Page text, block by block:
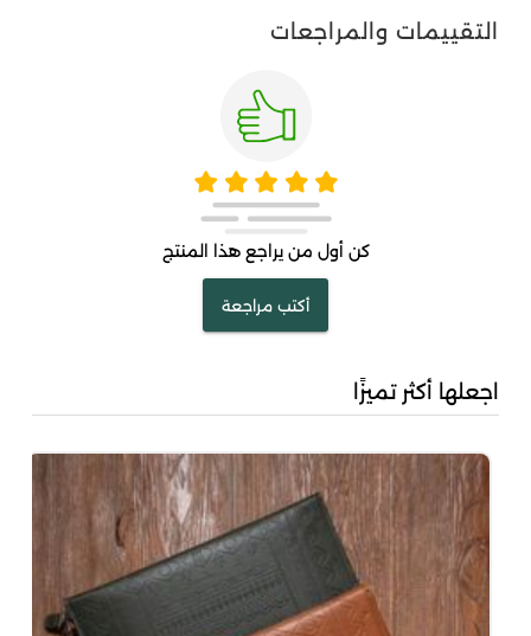
التقييمات والمراجعات
كن أول من يراجع هذا المنتج
أكتب مراجعة
اجعلها أكثر تميزًا